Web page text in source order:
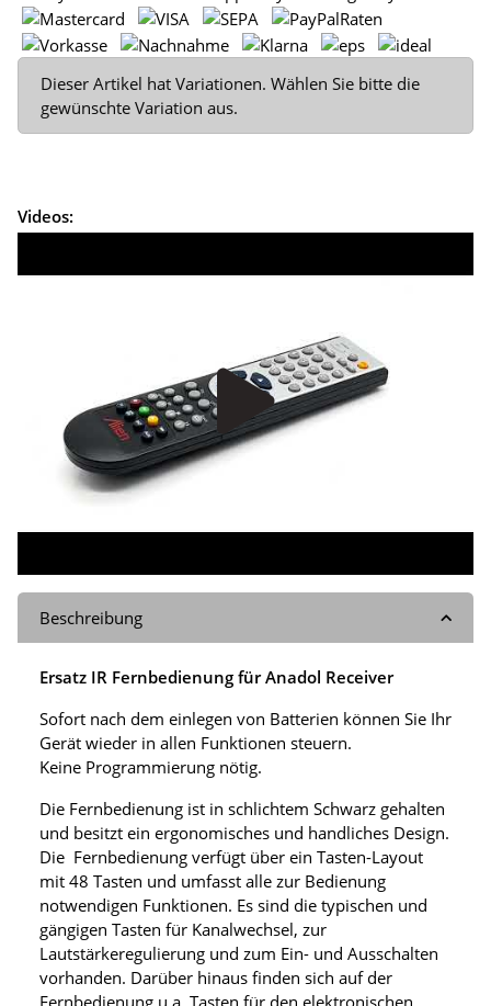
x
Dieser Artikel hat Variationen. Wählen Sie bitte die
gewünschte Variation aus.
Videos:
Beschreibung
Ersatz IR Fernbedienung für Anadol Receiver
Sofort nach dem einlegen von Batterien können Sie Ihr
Gerät wieder in allen Funktionen steuern.
Keine Programmierung nötig.
Die Fernbedienung ist in schlichtem Schwarz gehalten
und besitzt ein ergonomisches und handliches Design.
Die Fernbedienung verfügt über ein Tasten-Layout
mit 48 Tasten und umfasst alle zur Bedienung
notwendigen Funktionen. Es sind die typischen und
gängigen Tasten für Kanalwechsel, zur
Lautstärkeregulierung und zum Ein- und Ausschalten
vorhanden. Darüber hinaus finden sich auf der